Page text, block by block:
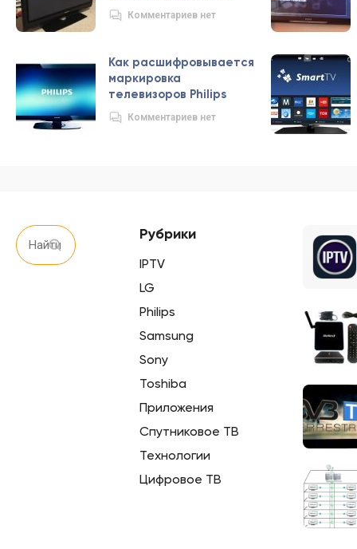
Комментариев нет
Как расшифровывается
маркировка
телевизоров Philips
Комментариев нет
Рубрики
IPTV
LG
Philips
Samsung
Sony
Toshiba
Приложения
Спутниковое ТВ
Технологии
Цифровое ТВ